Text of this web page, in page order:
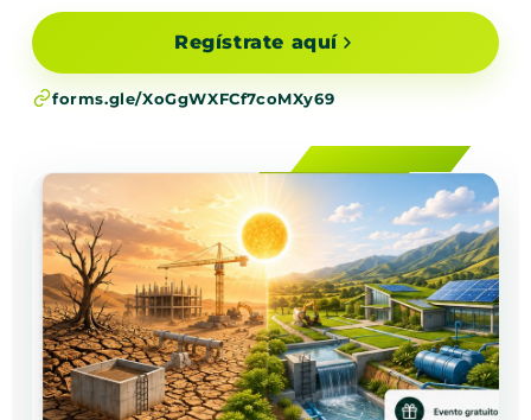
Regístrate aquí
forms.gle/XoGgWXFCf7coMXy69